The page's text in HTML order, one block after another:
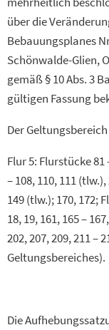
über die
Bebauungsplanes
Schönwalde-Glien,
gemäß § 10 Abs. 3
gültigen Fassung
Der
Flur 5: Flurstücke 81
– 108, 110, 111
149 (tlw.); 170, 172;
18, 19, 161, 165 –
202, 207, 209, 211 –
Geltungsbereiches).
Die